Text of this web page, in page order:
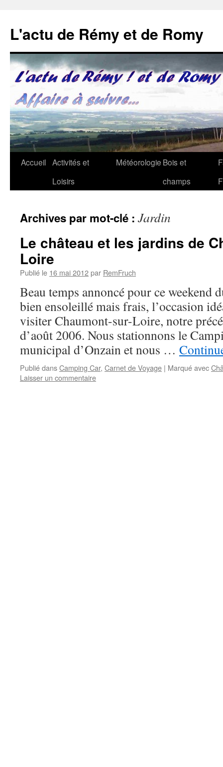
contenu
L'actu de Rémy et de Romy
Accueil Activités et
Loisirs
Météorologie Bois et
champs
Archives par mot-clé : Jardin
Le château et les jardins de
Loire
Publié le 16 mai 2012par RemFruch
Beau temps annoncé pour ce weekend
bien ensoleillé mais frais, l’occasion
visiter Chaumont-sur-Loire, notre
d’août 2006. Nous stationnons le
municipal d’Onzain et nous …
Publié dansCamping Car, Carnet de Voyage | Marqué avec
Laisser un commentaire